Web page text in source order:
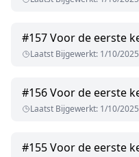
#157Voor de eerste
Laatst Bijgewerkt: 1/10/2025
#156Voor de eerste
Laatst Bijgewerkt: 1/10/2025
#155Voor de eerste